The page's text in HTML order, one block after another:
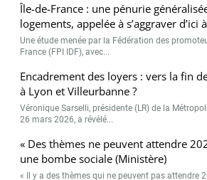
Île-de-France : une pénurie
logements, appelée à s’aggraver d’ici
Une étude menée par la Fédération des
France (FPI IDF), avec...
Encadrement des loyers : vers la fin
à Lyon et Villeurbanne ?
Véronique Sarselli, présidente (LR) de la
26 mars 2026, a révélé...
« Des thèmes ne peuvent attendre
une bombe sociale (Ministère)
« Il y a des thèmes qui ne peuvent pas attendre